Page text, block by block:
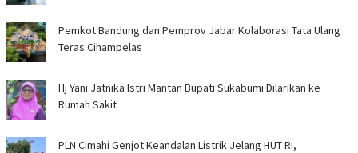
Pemkot Bandung dan Pemprov Jabar Kolaborasi Tata Ulang
Teras Cihampelas
Hj Yani Jatnika Istri Mantan Bupati Sukabumi Dilarikan ke
Rumah Sakit
PLN Cimahi Genjot Keandalan Listrik Jelang HUT RI,